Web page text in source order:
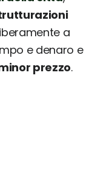
a
e denaro e
prezzo.